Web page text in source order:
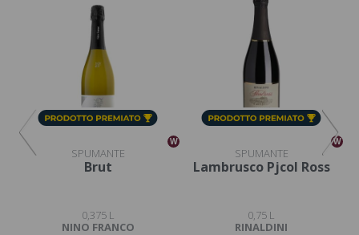
W
SPUMANTE
Brut
0,375 L
NINO FRANCO
W
SPUMANTE
Lambrusco Pjcol Ross
0,75 L
RINALDINI